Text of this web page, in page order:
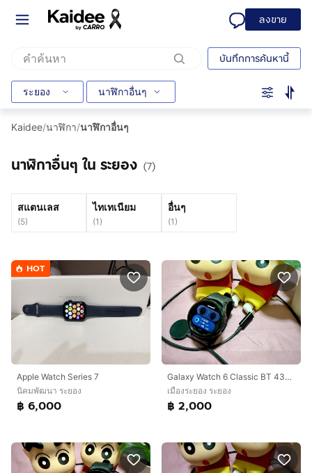
ลงขาย
บันทึกการค้นหานี้
ระยอง นาฬิกาอื่นๆ
Kaidee/นาฬิกา/นาฬิกาอื่นๆ
นาฬิกาอื่นๆ ใน ระยอง (7)
สแตนเลส
(5)
ไทเทเนียม
(1 )
อื่นๆ
(1 )
HOT
Apple Watch Series 7
นิคมพัฒนา ระยอง
฿ 6,000
Galaxy Watch 6 Classic BT 43mm(R950NZKA) Black
เมืองระยอง ระยอง
฿ 2,000